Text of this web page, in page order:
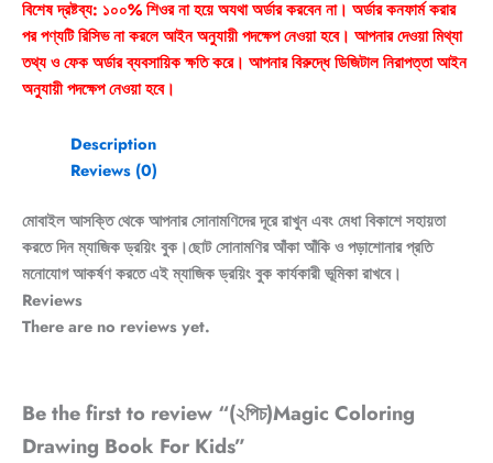
বিশেষ দ্রষ্টব্য: ১০০% শিওর না হয়ে অযথা অর্ডার করবেন না। অর্ডার কনফার্ম করার
পর পণ্যটি রিসিভ না করলে আইন অনুযায়ী পদক্ষেপ নেওয়া হবে। আপনার দেওয়া মিথ্যা
তথ্য ও ফেক অর্ডার ব্যবসায়িক ক্ষতি করে। আপনার বিরুদ্ধে ডিজিটাল নিরাপত্তা আইন
অনুযায়ী পদক্ষেপ নেওয়া হবে।
Description
Reviews (0)
মোবাইল আসক্তি থেকে আপনার সোনামণিদের দূরে রাখুন এবং মেধা বিকাশে সহায়তা
করতে দিন ম্যাজিক ড্রয়িং বুক।ছোট সোনামণির আঁকা আঁকি ও পড়াশোনার প্রতি
মনোযোগ আকর্ষণ করতে এই ম্যাজিক ড্রয়িং বুক কার্যকারী ভূমিকা রাখবে।
Reviews
There are no reviews yet.
Be the first to review “(২পিচ)Magic Coloring
Drawing Book For Kids”